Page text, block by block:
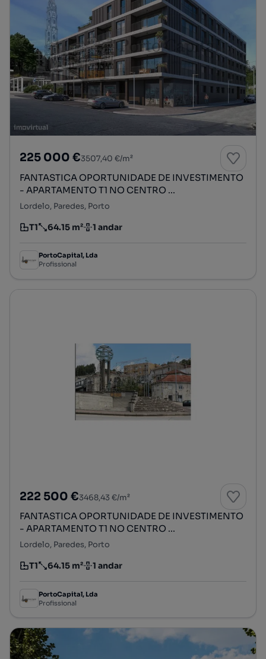
225 000 €3507,40 €/m²
FANTASTICA OPORTUNIDADE DE INVESTIMENTO
- APARTAMENTO T1 NO CENTRO ...
Lordelo, Paredes, Porto
Tipologia
T1
Preço por metro quadrado
64.15 m²
Andar 1 andar
PortoCapital, Lda
Profissional
222 500 €3468,43 €/m²
FANTASTICA OPORTUNIDADE DE INVESTIMENTO
- APARTAMENTO T1 NO CENTRO ...
Lordelo, Paredes, Porto
Tipologia
T1
Preço por metro quadrado
64.15 m²
Andar 1 andar
PortoCapital, Lda
Profissional